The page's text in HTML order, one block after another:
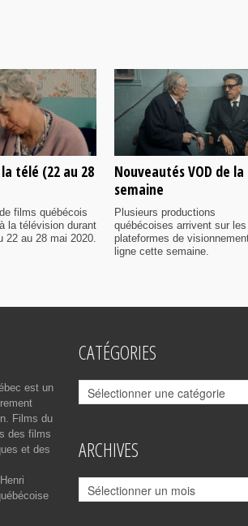
télé (22 au 28
films québécois
la télévision durant
22 au 28 mai 2020.
Nouveautés VOD de la
semaine
Plusieurs productions
québécoises arrivent sur les
plateformes de
ligne cette semaine.
est un
Films du
des films
et des
CATÉGORIES
Catégories
ARCHIVES
Archives